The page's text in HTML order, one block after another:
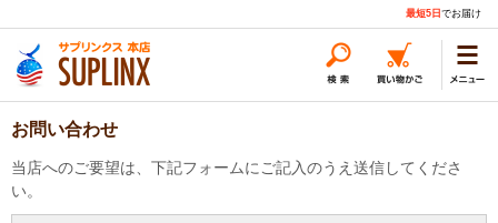
最短5日 でお届け
お問い合わせ
当店へのご要望は、下記フォームにご記入のうえ送信してくださ
い。